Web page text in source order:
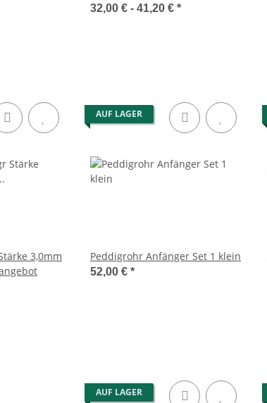
32,00 € - 41,20 € *
AUF LAGER
Peddigrohr Anfänger Set 1 klein
52,00 € *
AUF LAGER